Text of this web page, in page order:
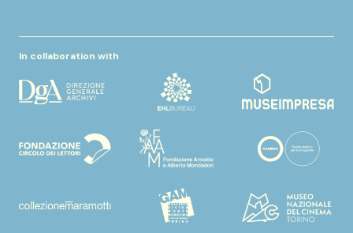
In collaboration with